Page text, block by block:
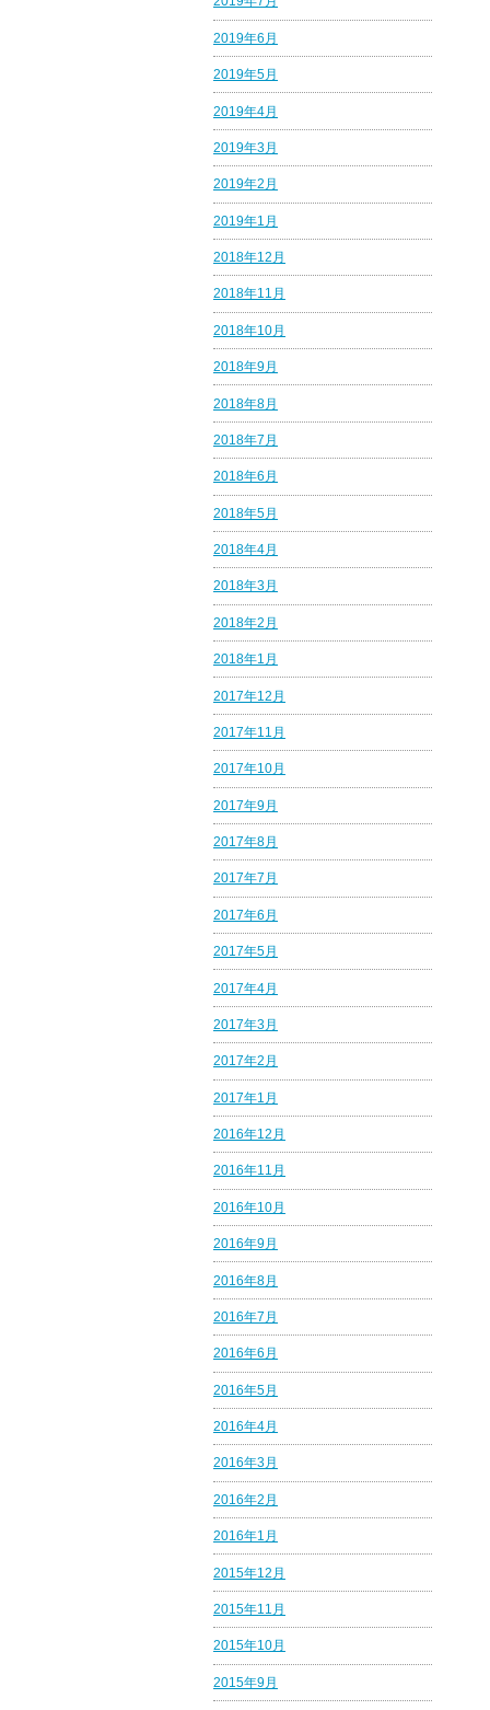
2019年6月
2019年5月
2019年4月
2019年3月
2019年2月
2019年1月
2018年12月
2018年11月
2018年10月
2018年9月
2018年8月
2018年7月
2018年6月
2018年5月
2018年4月
2018年3月
2018年2月
2018年1月
2017年12月
2017年11月
2017年10月
2017年9月
2017年8月
2017年7月
2017年6月
2017年5月
2017年4月
2017年3月
2017年2月
2017年1月
2016年12月
2016年11月
2016年10月
2016年9月
2016年8月
2016年7月
2016年6月
2016年5月
2016年4月
2016年3月
2016年2月
2016年1月
2015年12月
2015年11月
2015年10月
2015年9月